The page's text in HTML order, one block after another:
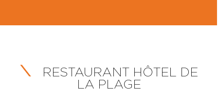
RESTAURANT HÔTEL DE
LA PLAGE